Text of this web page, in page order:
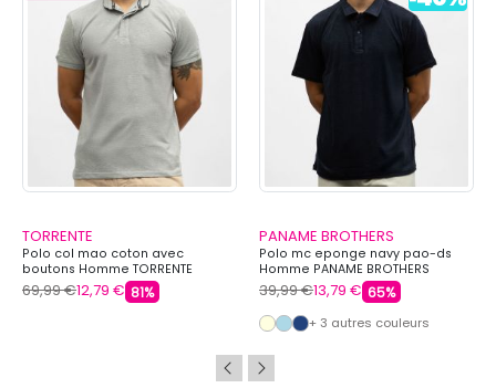
TORRENTE
Polo col mao coton avec
boutons Homme TORRENTE
69,99 €12,79 € 81%
PANAME BROTHERS
Polo mc eponge navy pao-ds
Homme PANAME BROTHERS
39,99 €13,79 € 65%
+ 3 autres couleurs